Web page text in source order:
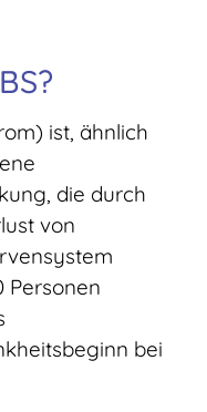
ist, ähnlich
die durch
von
Personen
bei